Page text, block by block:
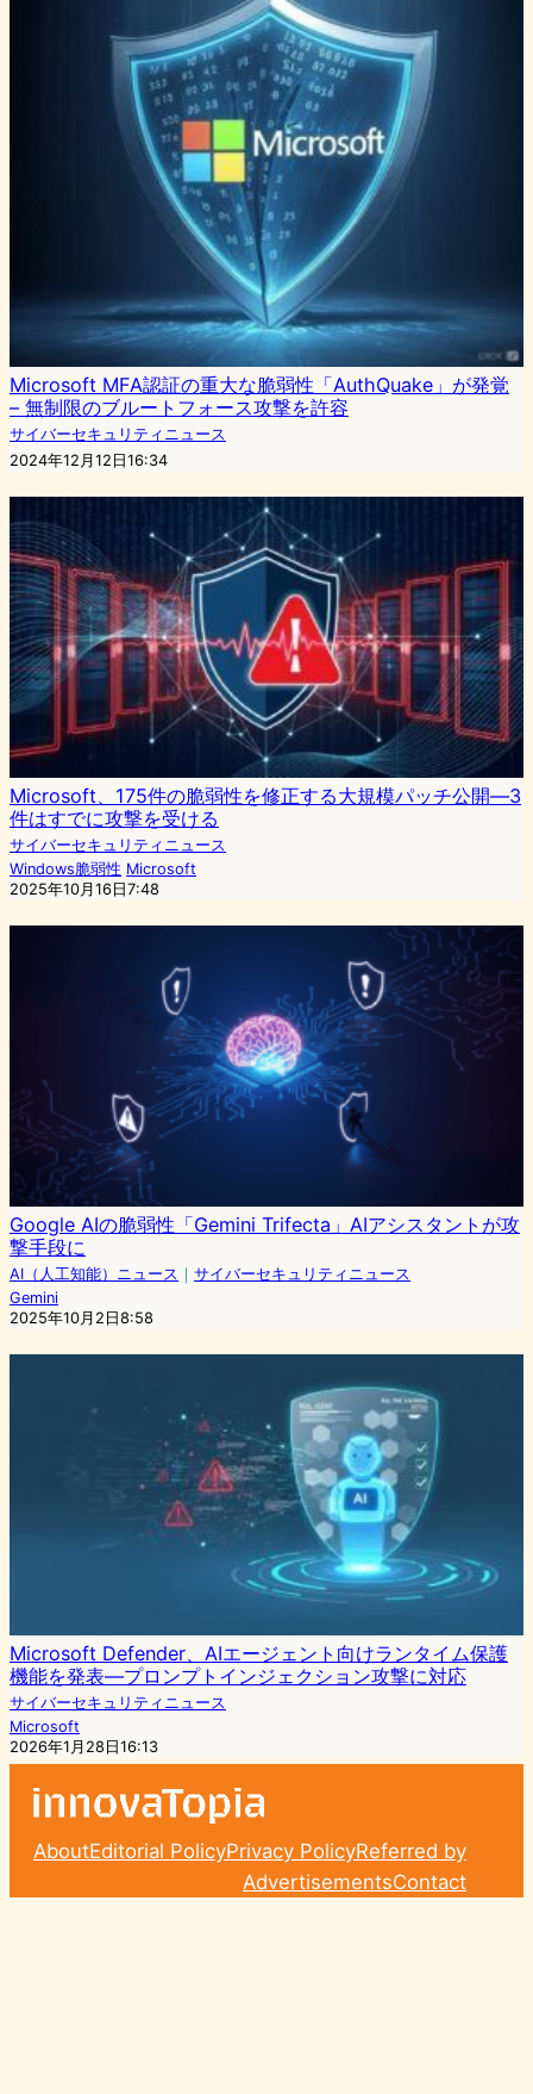
Microsoft MFA認証の重大な脆弱性「AuthQuake」が発覚
– 無制限のブルートフォース攻撃を許容
サイバーセキュリティニュース
2024年12月12日16:34
Microsoft、175件の脆弱性を修正する大規模パッチ公開―3
件はすでに攻撃を受ける
サイバーセキュリティニュース
Windows脆弱性 Microsoft
2025年10月16日7:48
Google AIの脆弱性「Gemini Trifecta」AIアシスタントが攻
撃手段に
AI（人工知能）ニュース ｜ サイバーセキュリティニュース
Gemini
2025年10月2日8:58
Microsoft Defender、AIエージェント向けランタイム保護
機能を発表—プロンプトインジェクション攻撃に対応
サイバーセキュリティニュース
Microsoft
2026年1月28日16:13
AboutEditorial PolicyPrivacy PolicyReferred by
AdvertisementsContact